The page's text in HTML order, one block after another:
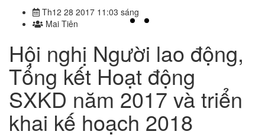
Th12 28 2017 11:03 sáng
Mai Tiên
Hội nghị Người lao động,
Tổng kết Hoạt động
SXKD năm 2017 và triển
khai kế hoạch 2018